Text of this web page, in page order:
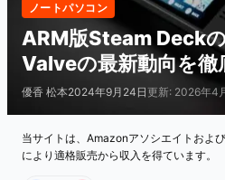
ノートパソコン
ARM版Steam Deck
Valveの最新動向を徹
優香 松本2024年9月24日更新: 2026年4
当サイトは、Amazonアソシエイトおよ
により適格販売から収入を得ています。